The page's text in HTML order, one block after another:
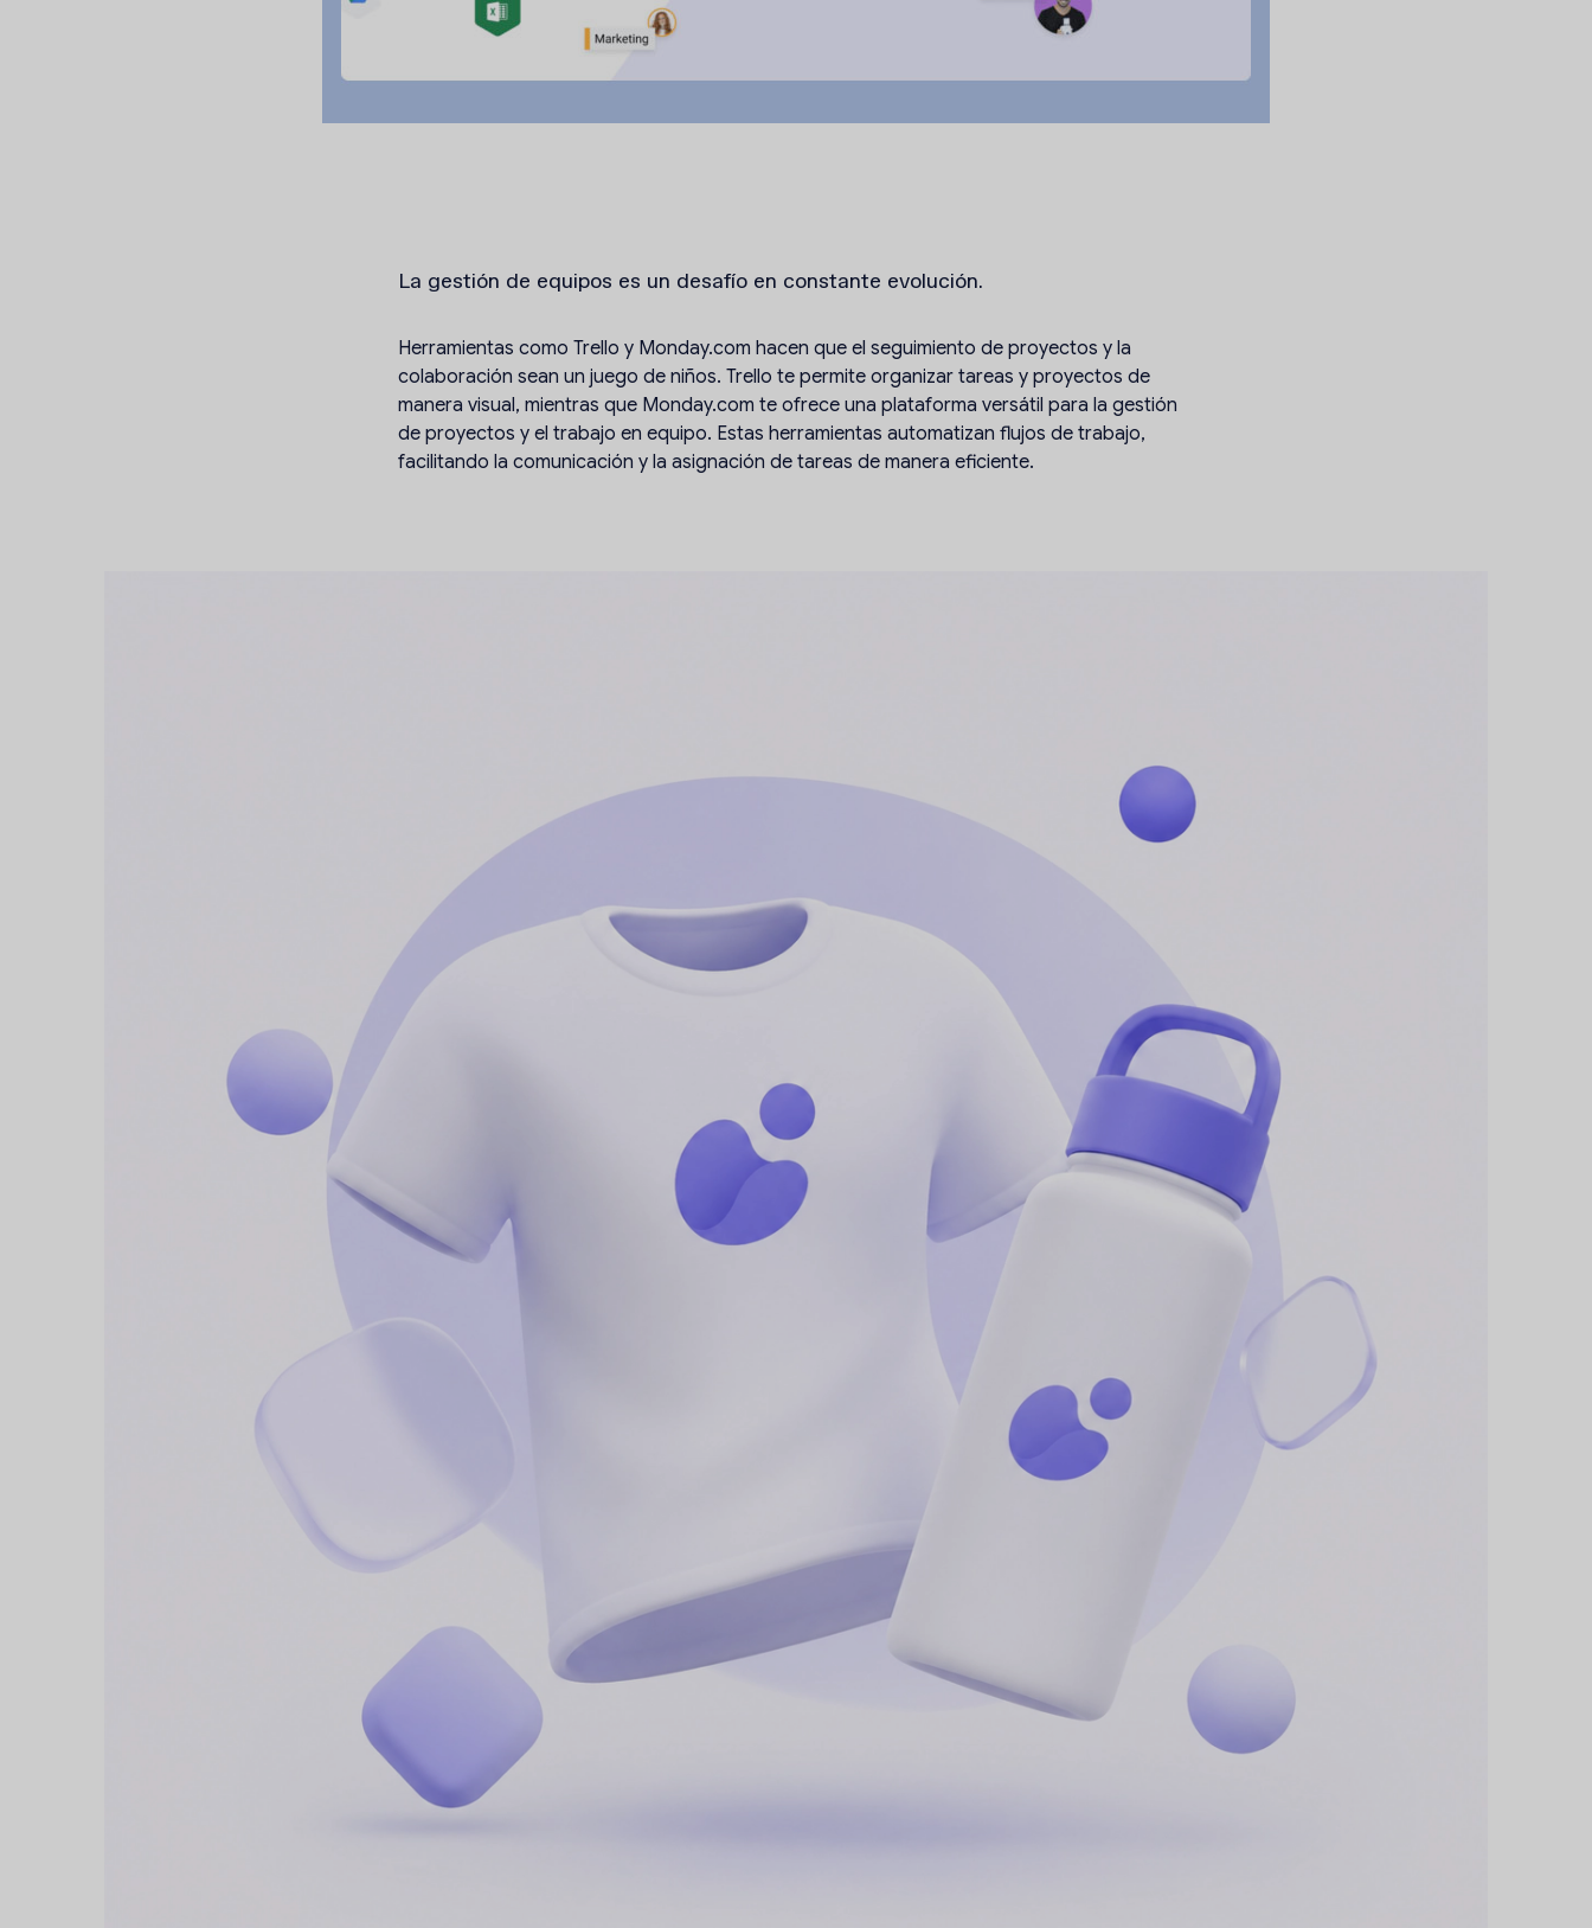
La gestión de equipos es un desafío en constante evolución.
Herramientas como Trello y Monday.com hacen que el seguimiento de proyectos y la
colaboración sean un juego de niños. Trello te permite organizar tareas y proyectos de
manera visual, mientras que Monday.com te ofrece una plataforma versátil para la gestión
de proyectos y el trabajo en equipo. Estas herramientas automatizan flujos de trabajo,
facilitando la comunicación y la asignación de tareas de manera eficiente.